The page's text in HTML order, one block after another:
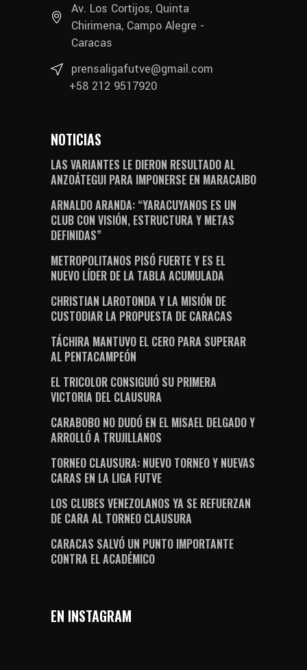
Av. Los Cortijos, Quinta
Chirimena, Campo Alegre -
Caracas
prensaligafutve@gmail.com
+58 212 9517920
NOTICIAS
LAS VARIANTES LE DIERON RESULTADO AL
ANZOÁTEGUI PARA IMPONERSE EN MARACAIBO
ARNALDO ARANDA: “YARACUYANOS ES UN
CLUB CON VISIÓN, ESTRUCTURA Y METAS
DEFINIDAS”
METROPOLITANOS PISÓ FUERTE Y ES EL
NUEVO LÍDER DE LA TABLA ACUMULADA
CHRISTIAN LAROTONDA Y LA MISIÓN DE
CUSTODIAR LA PROPUESTA DE CARACAS
TÁCHIRA MANTUVO EL CERO PARA SUPERAR
AL PENTACAMPEÓN
EL TRICOLOR CONSIGUIÓ SU PRIMERA
VICTORIA DEL CLAUSURA
CARABOBO NO DUDÓ EN EL MISAEL DELGADO Y
ARROLLÓ A TRUJILLANOS
TORNEO CLAUSURA: NUEVO TORNEO Y NUEVAS
CARAS EN LA LIGA FUTVE
LOS CLUBES VENEZOLANOS YA SE REFUERZAN
DE CARA AL TORNEO CLAUSURA
CARACAS SALVÓ UN PUNTO IMPORTANTE
CONTRA EL ACADÉMICO
EN INSTAGRAM